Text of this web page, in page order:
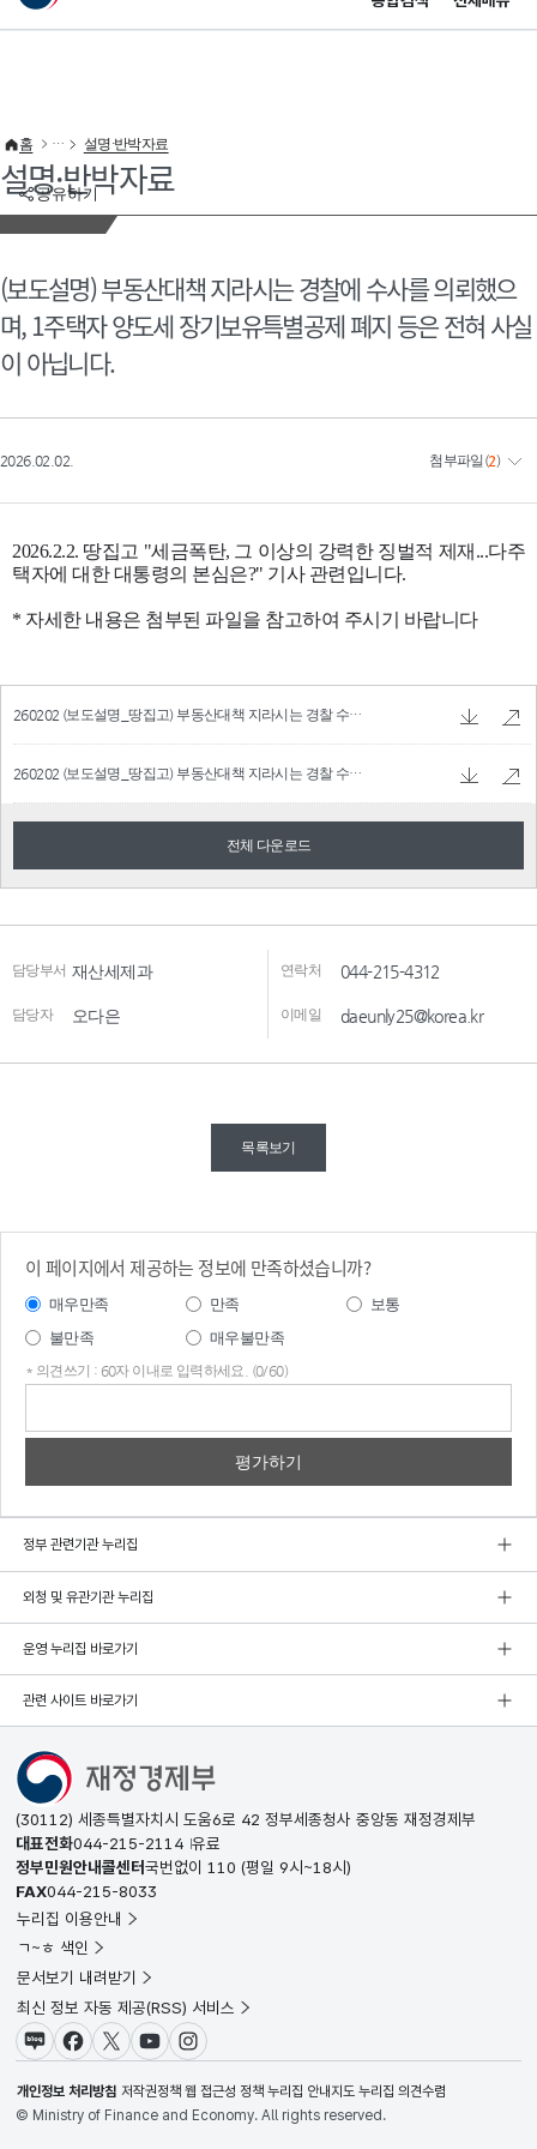
이 누리집은 대한민국 공식 전자정부 누리집입니다.
공유하기
홈 설명·반박자료
설명·반박자료
(보도설명) 부동산대책 지라시는 경찰에 수사를 의뢰했으
며, 1주택자 양도세 장기보유특별공제 폐지 등은 전혀 사실
이 아닙니다.
2026.02.02. 첨부파일 (2)
260202 (보도설명_땅집고) 부동산대책 지라시는 경찰 수사중이며, 장기보유특별공제 폐지는 전혀 사실이 아닙니다.hwpx
260202 (보도설명_땅집고) 부동산대책 지라시는 경찰 수사중이며, 장기보유특별공제 폐지는 전혀 사실이 아닙니다.pdf
전체 다운로드
담당부서 재산세제과 연락처 044-215-4312
담당자 오다은 이메일 daeunly25@korea.kr
목록보기
이 페이지에서 제공하는 정보에 만족하셨습니까?
매우만족 만족
보통
불만족
매우불만족
* 의견쓰기 : 60자 이내로 입력하세요. (0/60)
정부 관련기관 누리집
외청 및 유관기관 누리집
운영 누리집 바로가기
관련 사이트 바로가기
(30112) 세종특별자치시 도움6로 42 정부세종청사 중앙동 재정경제부
대표전화044-215-2114 유료
정부민원안내콜센터국번없이 110 (평일 9시~18시)
FAX044-215-8033
누리집 이용안내
ㄱ~ㅎ 색인
문서보기 내려받기
최신 정보 자동 제공(RSS) 서비스
블로그페이스북X(트위터)유튜브인스타그램
개인정보 처리방침 저작권정책 웹 접근성 정책 누리집 안내지도 누리집 의견수렴
© Ministry of Finance and Economy. All rights reserved.